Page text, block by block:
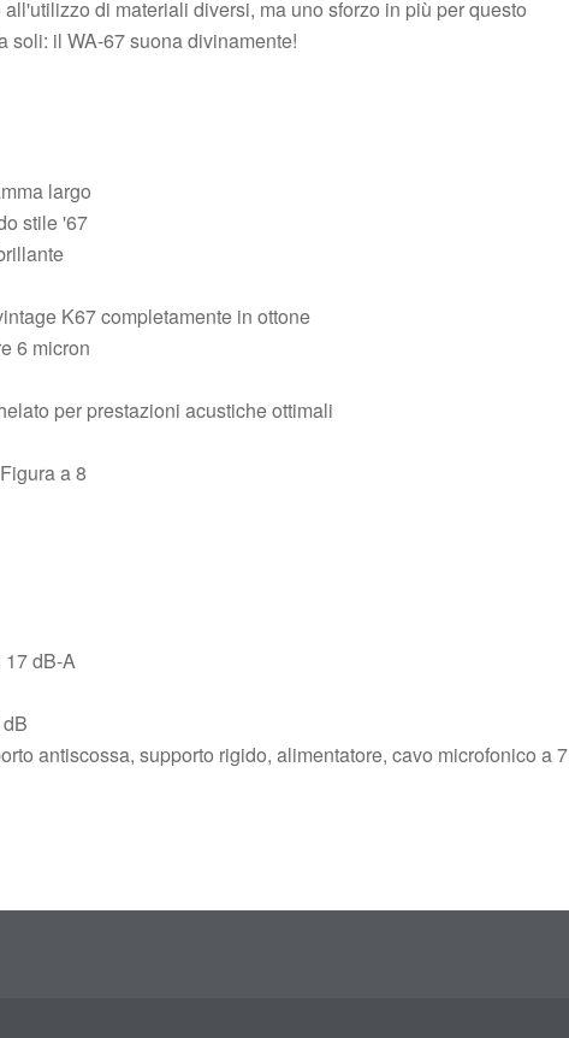
di materiali diversi, ma uno sforzo in più per questo
soli: il WA-67 suona divinamente!
largo
stile '67
K67 completamente in ottone
6 micron
per prestazioni acustiche ottimali
a 8
17 dB-A
antiscossa, supporto rigido, alimentatore, cavo microfonico a 7